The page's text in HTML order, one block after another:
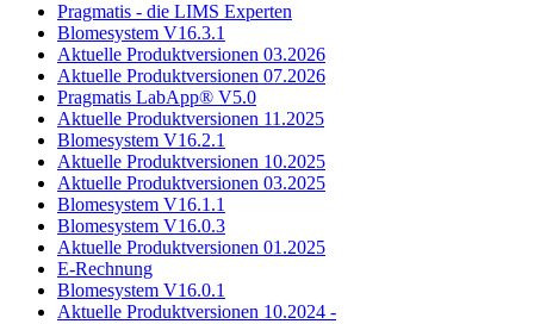
Pragmatis - die LIMS Experten
Blomesystem V16.3.1
Aktuelle Produktversionen 03.2026
Aktuelle Produktversionen 07.2026
Pragmatis LabApp® V5.0
Aktuelle Produktversionen 11.2025
Blomesystem V16.2.1
Aktuelle Produktversionen 10.2025
Aktuelle Produktversionen 03.2025
Blomesystem V16.1.1
Blomesystem V16.0.3
Aktuelle Produktversionen 01.2025
E-Rechnung
Blomesystem V16.0.1
Aktuelle Produktversionen 10.2024 -